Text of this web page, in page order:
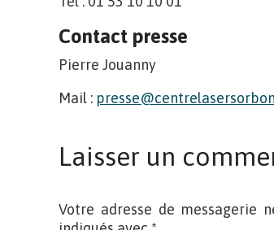
Contact presse
Pierre Jouanny
Mail :
Laisser un
Votre adresse de messagerie